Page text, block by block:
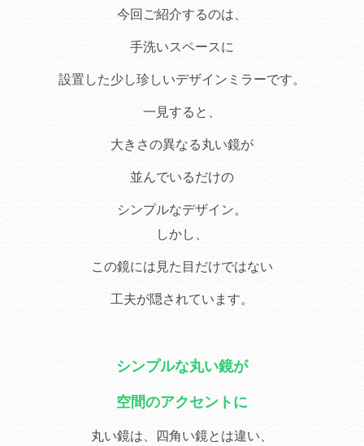
今回ご紹介するのは、
手洗いスペースに
設置した少し珍しいデザインミラーです。
一見すると、
大きさの異なる丸い鏡が
並んでいるだけの
シンプルなデザイン。
しかし、
この鏡には見た目だけではない
工夫が隠されています。
シンプルな丸い鏡が
空間のアクセントに
丸い鏡は、四角い鏡とは違い、